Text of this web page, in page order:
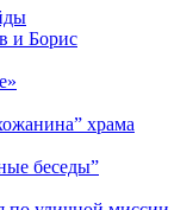
и Борис
храма
беседы”